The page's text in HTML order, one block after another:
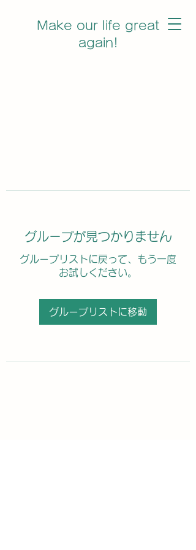
Make our life great
again!
グループが見つかりません
グループリストに戻って、もう一度
お試しください。
グループリストに移動